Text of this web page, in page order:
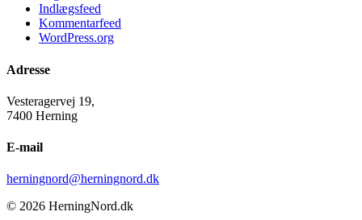
Indlægsfeed
Kommentarfeed
WordPress.org
Adresse
Vesteragervej 19,
7400 Herning
E-mail
herningnord@herningnord.dk
© 2026 HerningNord.dk